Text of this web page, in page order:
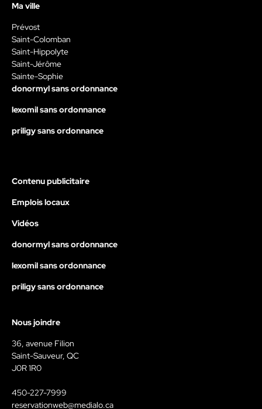
Ma ville
Prévost
Saint-Colomban
Saint-Hippolyte
Saint-Jérôme
Sainte-Sophie
donormyl sans ordonnance
lexomil sans ordonnance
priligy sans ordonnance
Contenu publicitaire
Emplois locaux
Vidéos
donormyl sans ordonnance
lexomil sans ordonnance
priligy sans ordonnance
Nous joindre
36, avenue Filion
Saint-Sauveur, QC
J0R 1R0
450-227-7999
reservationweb@medialo.ca